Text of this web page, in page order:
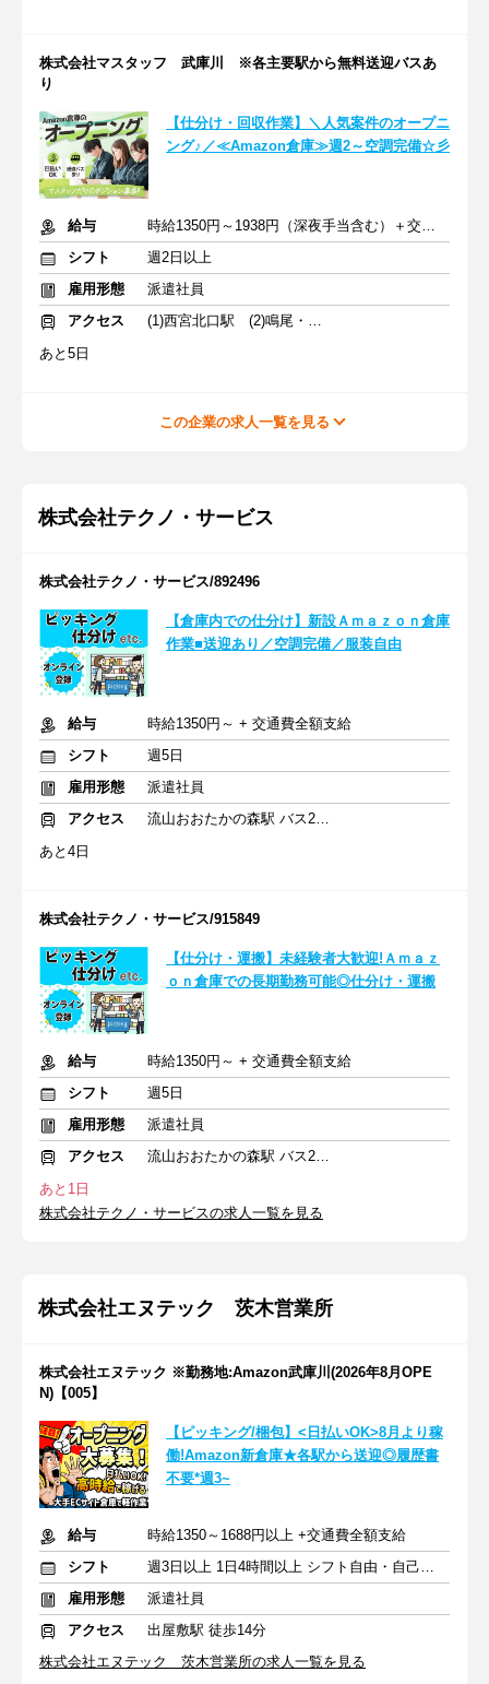
株式会社マスタッフ 武庫川 ※各主要駅から無料送迎バスあ
り
【仕分け・回収作業】＼人気案件のオープニ
ング♪／≪Amazon倉庫≫週2～空調完備☆彡
給与
時給1350円～1938円（深夜手当含む）＋交通費全額（規定アリ）
シフト
週2日以上
雇用形態
派遣社員
アクセス
(1)西宮北口駅 (2)鳴尾・武庫川女子大前駅
あと5日
この企業の求人一覧を見る
株式会社テクノ・サービス
株式会社テクノ・サービス/892496
【倉庫内での仕分け】新設Ａｍａｚｏｎ倉庫
作業■送迎あり／空調完備／服装自由
給与
時給1350円～ + 交通費全額支給
シフト
週5日
雇用形態
派遣社員
アクセス
流山おおたかの森駅 バス20分
あと4日
株式会社テクノ・サービス/915849
【仕分け・運搬】未経験者大歓迎!Ａｍａｚ
ｏｎ倉庫での長期勤務可能◎仕分け・運搬
給与
時給1350円～ + 交通費全額支給
シフト
週5日
雇用形態
派遣社員
アクセス
流山おおたかの森駅 バス20分
あと1日
株式会社テクノ・サービスの求人一覧を見る
株式会社エヌテック 茨木営業所
株式会社エヌテック ※勤務地:Amazon武庫川(2026年8月OPE
N)【005】
【ピッキング/梱包】<日払いOK>8月より稼
働!Amazon新倉庫★各駅から送迎◎履歴書
不要*週3~
給与
時給1350～1688円以上 +交通費全額支給
シフト
週3日以上 1日4時間以上 シフト自由・自己申告
雇用形態
派遣社員
アクセス
出屋敷駅 徒歩14分
株式会社エヌテック 茨木営業所の求人一覧を見る